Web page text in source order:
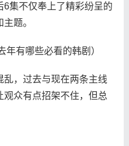
集不仅奉上了精彩纷呈的
题。
乱，过去与现在两条主线
观众有点招架不住，但总